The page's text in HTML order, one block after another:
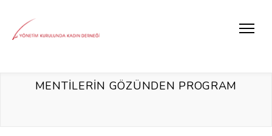
MENTİLERİN GÖZÜNDEN PROGRAM